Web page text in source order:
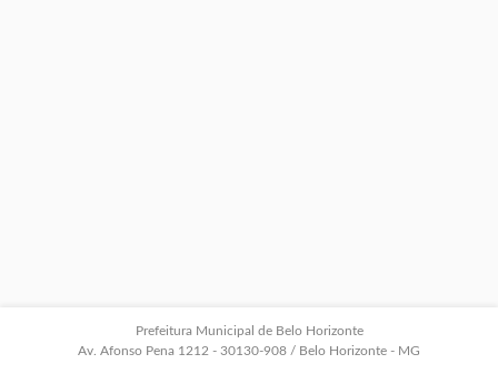
Prefeitura Municipal de Belo Horizonte
Av. Afonso Pena 1212 - 30130-908 / Belo Horizonte - MG